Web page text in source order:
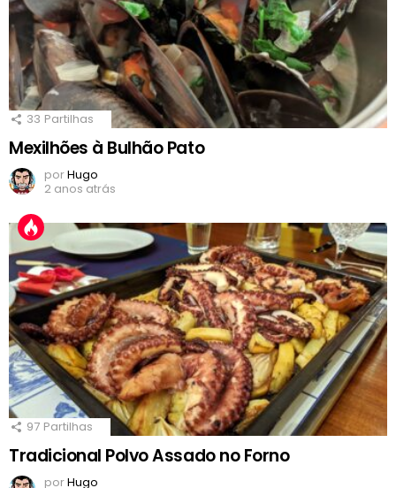
33 Partilhas
Mexilhões à Bulhão Pato
porHugo
2 anos atrás
97 Partilhas
Tradicional Polvo Assado no Forno
porHugo